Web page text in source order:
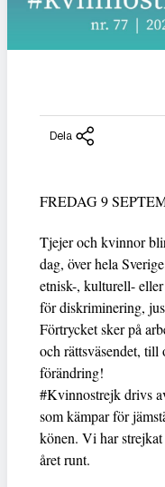
Dela
FREDAG 9
Tjejer och kvinnor
dag, över hela
etnisk-, kulturell-
för diskriminering,
Förtrycket sker på
och rättsväsendet,
förändring!
#Kvinnostrejk drivs
som kämpar för
könen. Vi har strejkat
året runt.